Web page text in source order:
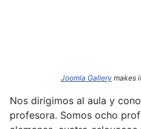
Joomla Gallery makes
Nos dirigimos al aula y
profesora. Somos ocho